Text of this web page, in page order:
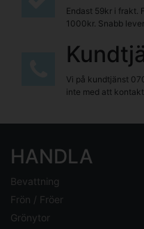
Endast 59kr i frakt.
1000kr. Snabb
Vi på kundtjänst
inte med att
HANDLA
Bevattning
Frön / Fröer
Grönytor